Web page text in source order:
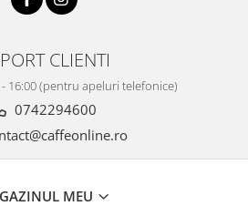
CLIENTI
16:00 (pentru apeluri telefonice)
0742294600
MEU